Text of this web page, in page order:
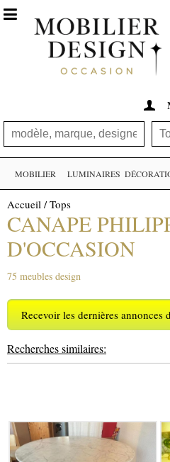


MOBILIER LUMINAIRES
Accueil /Tops
CANAPE
D'OCCASION
75 meubles design
Recevoir les dernières annonces
Recherches similaires: